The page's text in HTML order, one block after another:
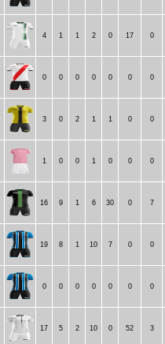
4 1 1 2 0 17 0
0 0 0 0 0 0 0
3 0 2 1 1 0 0
1 0 0 1 0 0 0
16 9 1 6 30 0 7
19 8 1 10 7 0 0
0 0 0 0 0 0 0
17 5 2 10 0 52 3